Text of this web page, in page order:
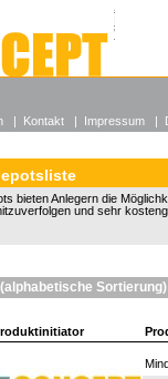
Alle
Wieso
bieten Anlegern die
und sehr
Sortierung)
| Kontakt | Impressum |